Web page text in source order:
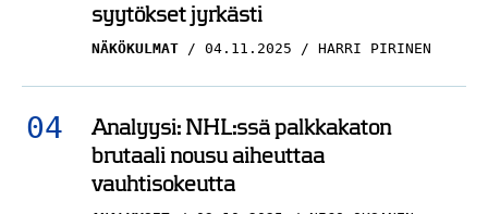
Analyysi: NHL:ssä palkkakaton
brutaali nousu aiheuttaa
vauhtisokeutta
ANALYYSIT 03.10.2025 NICO OKSANEN